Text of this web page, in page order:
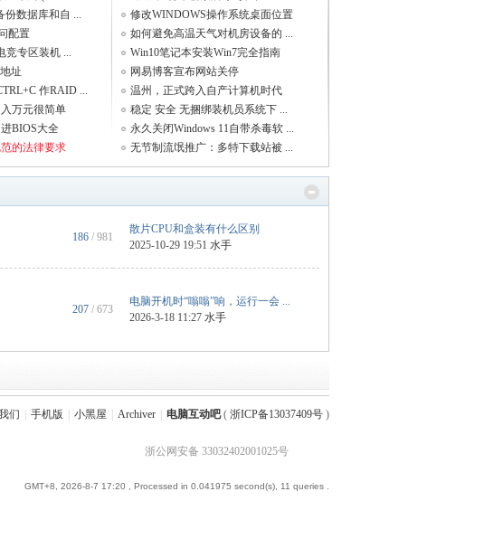
份数据库和自 ...
配置
竞专区装机 ...
址
作RAID ...
万元很简单
BIOS大全
的法律要求
修改WINDOWS操作系统桌面位置
如何避免高温天气对机房设备的 ...
Win10笔记本安装Win7完全指南
网易博客宣布网站关停
温州，正式跨入自产计算机时代
稳定 安全 无捆绑装机员系统下 ...
永久关闭Windows 11自带杀毒软 ...
无节制流氓推广：多特下载站被 ...
186 / 981
散片CPU和盒装有什么区别
2025-10-29 19:51 水手
207 / 673
电脑开机时“嗡嗡”响，运行一会 ...
2026-3-18 11:27 水手
们 手机版 小黑屋 Archiver 电脑互动吧( 浙ICP备13037409号 )
浙公网安备 33032402001025号
GMT+8, 2026-8-7 17:20 , Processed in 0.041975 second(s), 11 queries .